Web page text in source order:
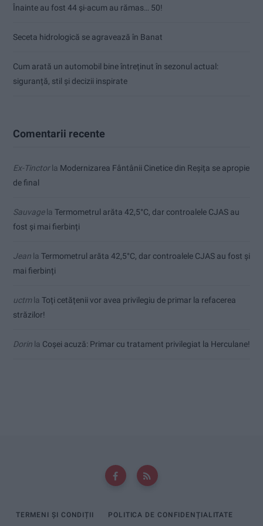
Înainte au fost 44 și-acum au rămas… 50!
Seceta hidrologică se agravează în Banat
Cum arată un automobil bine întreținut în sezonul actual:
siguranță, stil și decizii inspirate
Comentarii recente
Ex-Tinctorla Modernizarea Fântânii Cinetice din Reșița se apropie
de final
Sauvagela Termometrul arăta 42,5°C, dar controalele CJAS au
fost și mai fierbinți
Jean la Termometrul arăta 42,5°C, dar controalele CJAS au fost și
mai fierbinți
uctmla Toți cetățenii vor avea privilegiu de primar la refacerea
străzilor!
Dorin la Coșei acuză: Primar cu tratament privilegiat la Herculane!
TERMENI ȘI CONDIȚII POLITICA DE CONFIDENȚIALITATE